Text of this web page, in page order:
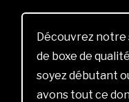
Découvrez notre
de boxe de
soyez débutant
avons tout ce